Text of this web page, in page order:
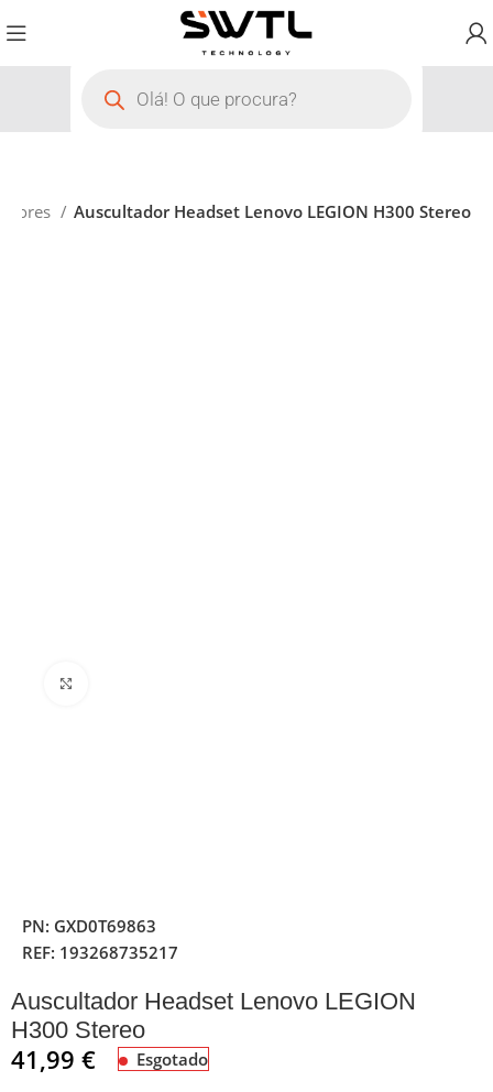
Auscultador Headset Lenovo LEGION H300 Stereo
PN: GXD0T69863
REF: 193268735217
Auscultador Headset Lenovo LEGION
H300 Stereo
41,99€ Esgotado